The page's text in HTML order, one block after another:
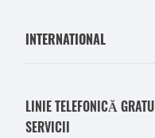
INTERNATIONAL
LINIE TELEFONICĂ
SERVICII